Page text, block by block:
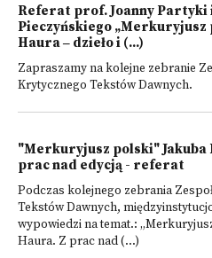
Referat prof. Joanny Partyki
Pieczyńskiego „Merkuryjusz
Haura ‒ dzieło i (...)
Zapraszamy na kolejne zebranie
Krytycznego Tekstów Dawnych.
"Merkuryjusz polski" Jakuba
prac nad edycją - referat
Podczas kolejnego zebrania
Tekstów Dawnych,
wypowiedzi na temat.:
Haura. Z prac nad (...)